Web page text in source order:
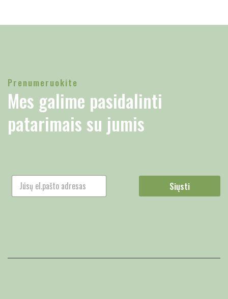
Prenumeruokite
Mes galime pasidalinti
patarimais su jumis
Siųsti